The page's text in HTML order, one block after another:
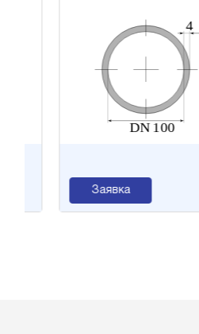
Заявка